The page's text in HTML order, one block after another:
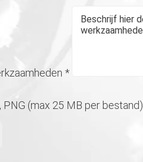
*
PNG (max 25 MB per bestand)